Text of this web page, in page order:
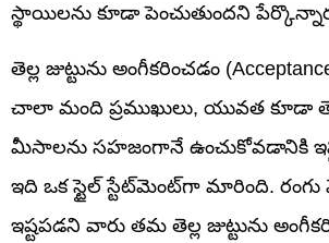
స్థాయిలను కూడా పెంచుతుందని
తెల్ల జుట్టును అంగీకరించడం
చాలా మంది ప్రముఖులు, యువత కూడా తెల్ల
మీసాలను సహజంగానే ఉంచుకోవడానికి
ఇది ఒక స్టైల్ స్టేట్‌మెంట్‌గా మారింది.
ఇష్టపడని వారు తమ తెల్ల జుట్టును